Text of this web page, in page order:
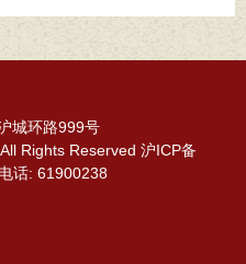
城环路999号
Rights Reserved 沪ICP备
话: 61900238